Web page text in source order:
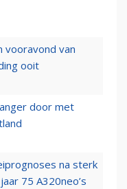
vooravond van
ooit
door met
na sterk
75 A320neo’s